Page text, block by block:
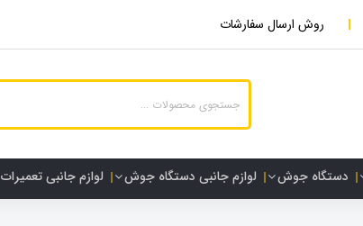
روش ارسال سفارشات
دستگاه جوش لوازم جانبی دستگاه جوش لوازم جانبی تعمیرات